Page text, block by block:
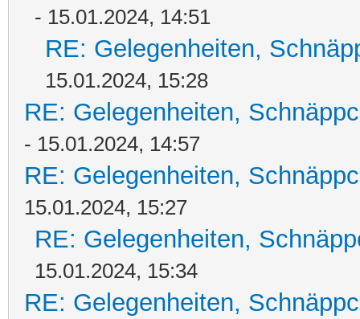
- 15.01.2024, 14:51
RE: Gelegenheiten,
15.01.2024, 15:28
RE: Gelegenheiten,
- 15.01.2024, 14:57
RE: Gelegenheiten,
15.01.2024, 15:27
RE: Gelegenheiten,
15.01.2024, 15:34
RE: Gelegenheiten,